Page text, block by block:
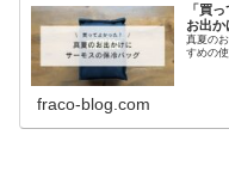
「買
お出
真夏の
すめの
fraco-blog.com